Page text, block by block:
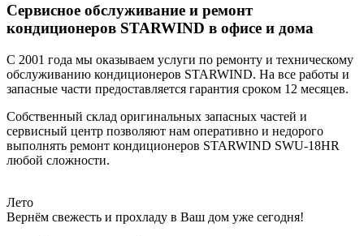
Сервисное обслуживание и ремонт
кондиционеров STARWIND в офисе и дома
С 2001 года мы оказываем услуги по ремонту и техническому
обслуживанию кондиционеров STARWIND. На все работы и
запасные части предоставляется гарантия сроком 12 месяцев.
Собственный склад оригинальных запасных частей и
сервисный центр позволяют нам оперативно и недорого
выполнять ремонт кондиционеров STARWIND SWU-18HR
любой сложности.
Лето
Вернём свежесть и прохладу в Ваш дом уже сегодня!